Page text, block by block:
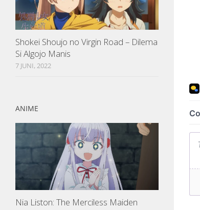
Shokei Shoujo no Virgin Road – Dilema
Si Algojo Manis
7 JUNI, 2022
ANIME
Nia Liston: The Merciless Maiden